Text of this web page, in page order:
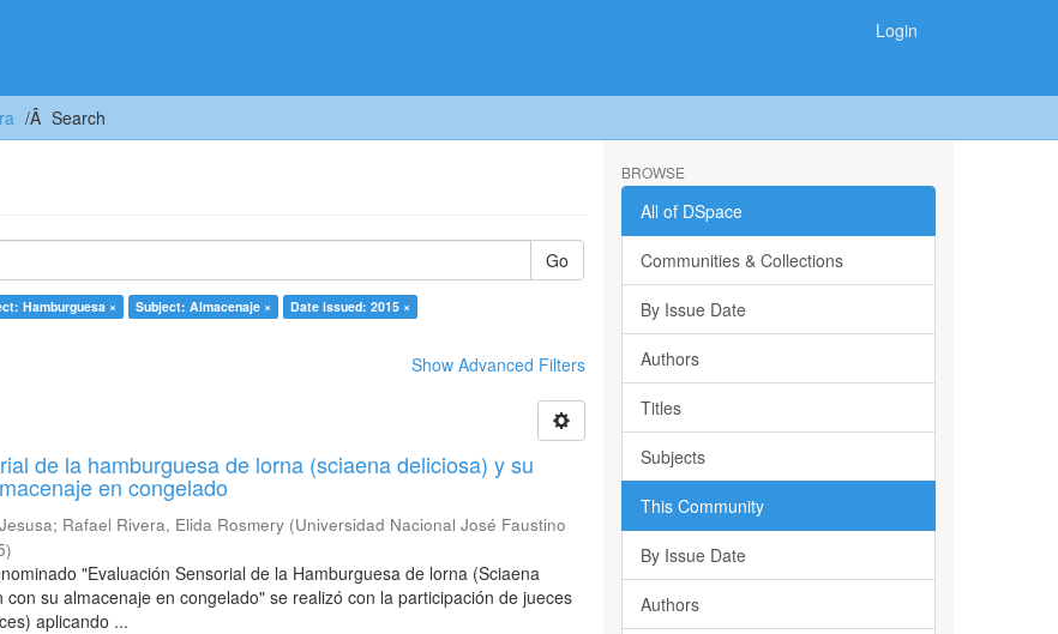
Login
Search
Go
Hamburguesa × Subject: Almacenaje ×
Date issued: 2015 ×
Show Advanced Filters
de la hamburguesa de lorna (sciaena deliciosa) y su
en congelado
; Rafael Rivera, Elida Rosmery (Universidad Nacional José Faustino
)
"Evaluación Sensorial de la Hamburguesa de lorna (Sciaena
con su almacenaje en congelado" se realizó con la participación de jueces
aplicando ...
BROWSE
All of DSpace
Communities & Collections
By Issue Date
Authors
Titles
Subjects
This Community
By Issue Date
Authors